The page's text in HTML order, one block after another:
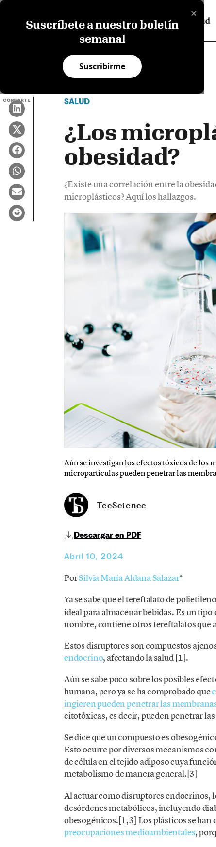
×
Suscríbete a nuestro boletín
semanal
Suscribirme
COMPARTE SALUD
¿Los
obesidad?
¿Existe una correlación entre la
microplásticos? Aquí los hallazgos.
Aún se investigan los efectos tóxicos de los
micropartículas pueden penetrar las
TecScience
Descargar en PDF
Abril 10, 2024
PorSilvia María Aldana Salazar*
Ya se sabe que el tereftalato de
ideal para almacenar bebidas. Es un
nombre, contiene otros tereftalatos
Estos disruptores son compuestos
endocrino, afectando la salud [1].
Aún se sabe poco sobre los posibles
humana, pero ya se ha comprobado que
ingieren pueden penetrar las
citotóxicas, es decir, pueden penetrar
Se dice que un compuesto es
Esto ocurre por diversos mecanismos
de célula en el tejido adiposo cuya
metabolismo de manera general.[3]
Al actuar como disruptores endocrinos,
desórdenes metabólicos, incluyendo
obesogénicos.[1,3] Los plásticos se
preocupaciones medioambientales,